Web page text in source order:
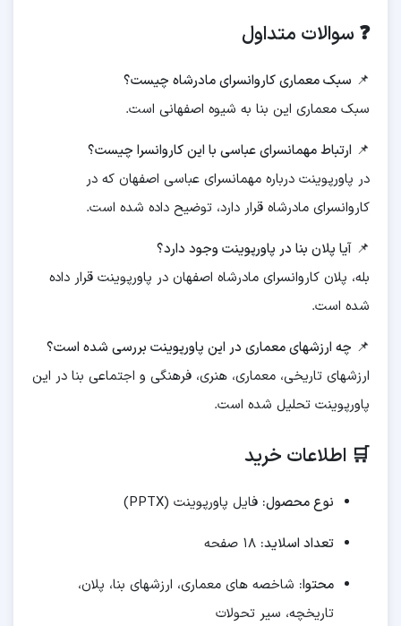
❓ سوالات متداول
📌 سبک معماری کاروانسرای مادرشاه چیست؟
سبک معماری این بنا به شیوه اصفهانی است.
📌 ارتباط مهمانسرای عباسی با این کاروانسرا چیست؟
در پاورپوینت درباره مهمانسرای عباسی اصفهان که در
کاروانسرای مادرشاه قرار دارد، توضیح داده شده است.
📌 آیا پلان بنا در پاورپوینت وجود دارد؟
بله، پلان کاروانسرای مادرشاه اصفهان در پاورپوینت قرار داده
شده است.
📌 چه ارزشهای معماری در این پاورپوینت بررسی شده است؟
ارزشهای تاریخی، معماری، هنری، فرهنگی و اجتماعی بنا در این
پاورپوینت تحلیل شده است.
🛒 اطلاعات خرید
نوع محصول: فایل پاورپوینت (PPTX)
تعداد اسلاید:
محتوا: شاخصه های معماری، ارزشهای بنا، پلان،
تاریخچه، سیر تحولات